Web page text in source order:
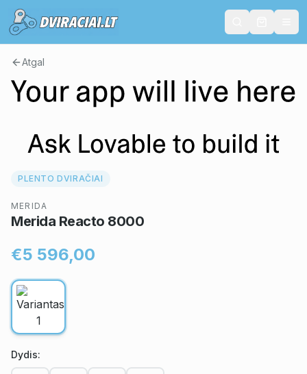
Atgal
PLENTO DVIRAČIAI
MERIDA
Merida Reacto 8000
€5 596,00
Dydis: